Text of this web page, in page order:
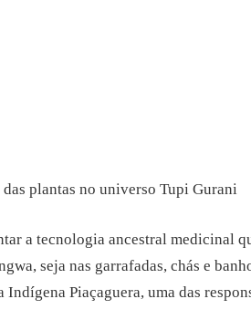
das plantas no universo Tupi Gurani
a tecnologia ancestral medicinal
seja nas garrafadas, chás e
Indígena Piaçaguera, uma das